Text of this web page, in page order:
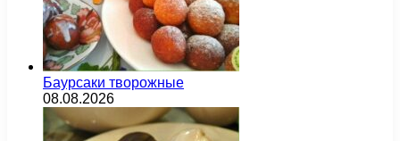
Баурсаки творожные
08.08.2026